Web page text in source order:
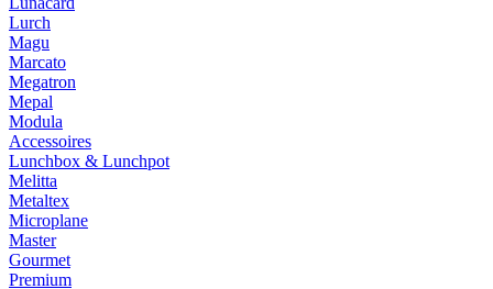
Lurch
Magu
Marcato
Megatron
Mepal
Modula
Accessoires
Lunchbox & Lunchpot
Melitta
Metaltex
Microplane
Master
Gourmet
Premium